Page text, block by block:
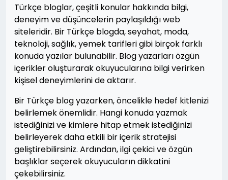
Türkçe bloglar, çeşitli konular hakkında bilgi,
deneyim ve düşüncelerin paylaşıldığı web
siteleridir. Bir Türkçe blogda, seyahat, moda,
teknoloji, sağlık, yemek tarifleri gibi birçok farklı
konuda yazılar bulunabilir. Blog yazarları özgün
içerikler oluşturarak okuyucularına bilgi verirken
kişisel deneyimlerini de aktarır.
Bir Türkçe blog yazarken, öncelikle hedef kitlenizi
belirlemek önemlidir. Hangi konuda yazmak
istediğinizi ve kimlere hitap etmek istediğinizi
belirleyerek daha etkili bir içerik stratejisi
geliştirebilirsiniz. Ardından, ilgi çekici ve özgün
başlıklar seçerek okuyucuların dikkatini
çekebilirsiniz.